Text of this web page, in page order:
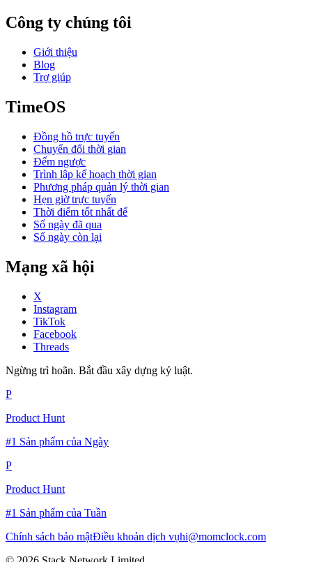
Công ty chúng tôi
Giới thiệu
Blog
Trợ giúp
TimeOS
Đồng hồ trực tuyến
Chuyển đổi thời gian
Đếm ngược
Trình lập kế hoạch thời gian
Phương pháp quản lý thời gian
Hẹn giờ trực tuyến
Thời điểm tốt nhất để
Số ngày đã qua
Số ngày còn lại
Mạng xã hội
X
Instagram
TikTok
Facebook
Threads
Ngừng trì hoãn. Bắt đầu xây dựng kỷ luật.
P
Product Hunt
#1 Sản phẩm của Ngày
P
Product Hunt
#1 Sản phẩm của Tuần
Chính sách bảo mậtĐiều khoản dịch vụhi@momclock.com